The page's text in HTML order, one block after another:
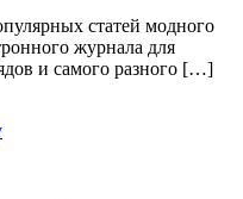
статей модного
журнала для
и самого разного […]